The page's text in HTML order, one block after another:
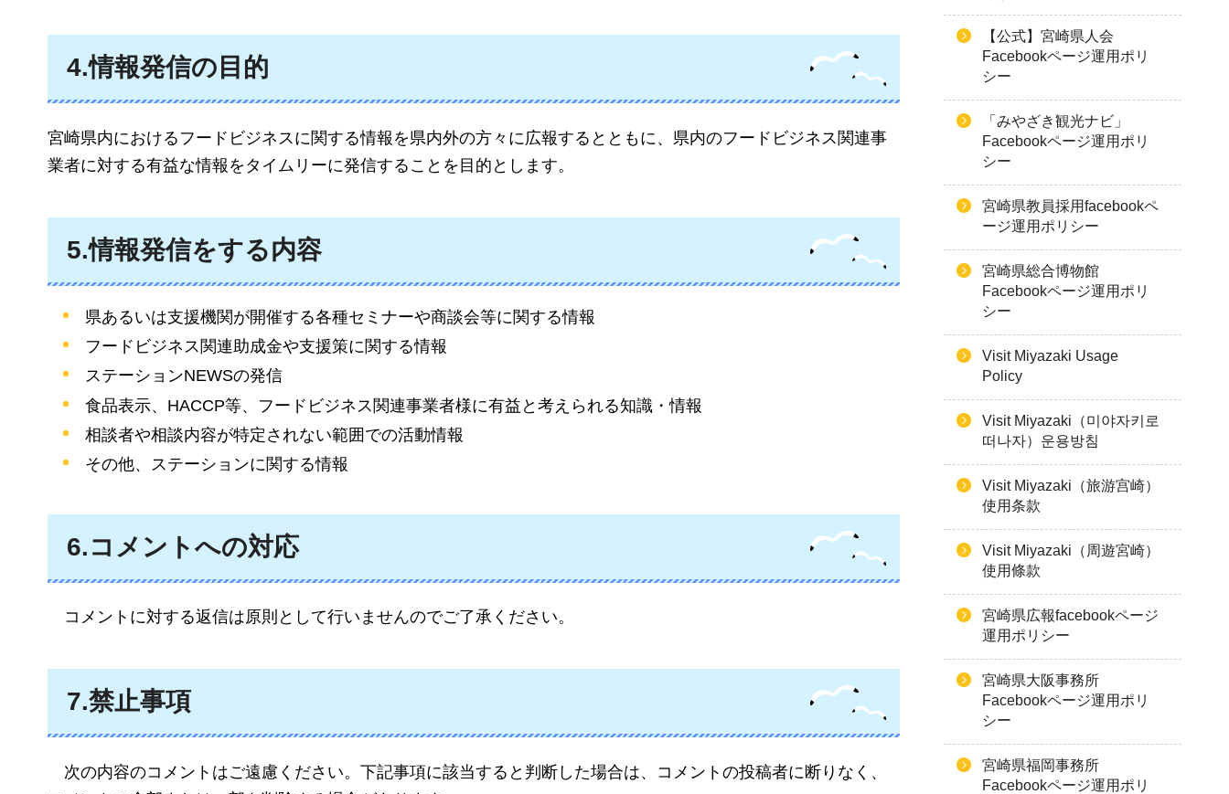
4.情報発信の目的
宮崎県内におけるフードビジネスに関する情報を県内外の方々に広報するとともに、県内のフードビジネス関連事
業者に対する有益な情報をタイムリーに発信することを目的とします。
5.情報発信をする内容
県あるいは支援機関が開催する各種セミナーや商談会等に関する情報
フードビジネス関連助成金や支援策に関する情報
ステーションNEWSの発信
食品表示、HACCP等、フードビジネス関連事業者様に有益と考えられる知識・情報
相談者や相談内容が特定されない範囲での活動情報
その他、ステーションに関する情報
6.コメントへの対応
コメント に対する返信は原則として行いませんのでご了承ください。
7.禁止事項
次の内容のコメントはご遠慮ください。下記事項に該当すると判断した場合は、コメントの投稿者に断りなく、
【公式】宮崎県人会
Facebookページ運用ポリ
シー
「みやざき観光ナビ」
Facebookページ運用ポリ
シー
宮崎県教員採用facebookペ
ージ運用ポリシー
宮崎県総合博物館
Facebookページ運用ポリ
シー
Visit Miyazaki Usage
Policy
Visit Miyazaki（미야자키로
떠나자）운용방침
Visit Miyazaki（旅游宫崎）
使用条款
Visit Miyazaki（周遊宮崎）
使用條款
宮崎県広報facebookページ
運用ポリシー
宮崎県大阪事務所
Facebookページ運用ポリ
シー
宮崎県福岡事務所
Facebookページ運用ポリ